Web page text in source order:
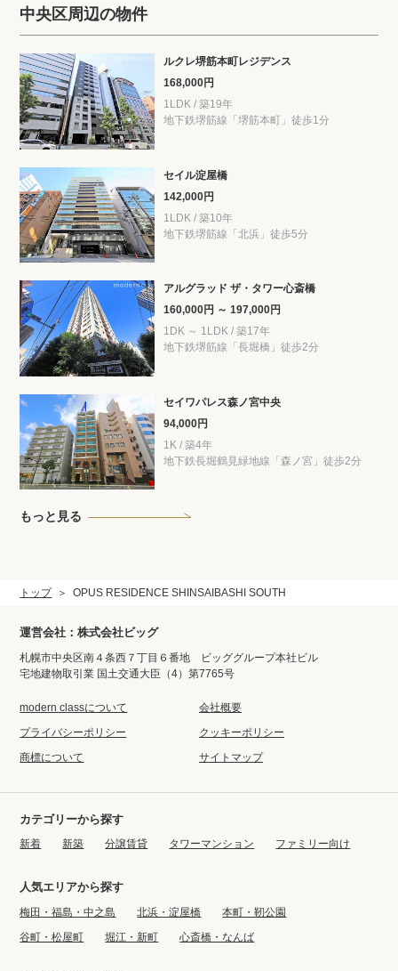
中央区周辺の物件
ルクレ堺筋本町レジデンス
168,000円
1LDK / 築19年
地下鉄堺筋線「堺筋本町」徒歩1分
セイル淀屋橋
142,000円
1LDK / 築10年
地下鉄堺筋線「北浜」徒歩5分
アルグラッド ザ・タワー心斎橋
160,000円 ～ 197,000円
1DK ～ 1LDK / 築17年
地下鉄堺筋線「長堀橋」徒歩2分
セイワパレス森ノ宮中央
94,000円
1K / 築4年
地下鉄長堀鶴見緑地線「森ノ宮」徒歩2分
もっと見る
トップ OPUS RESIDENCE SHINSAIBASHI SOUTH
運営会社：株式会社ビッグ
札幌市中央区南４条西７丁目６番地 ビッググループ本社ビル
宅地建物取引業 国土交通大臣（4）第7765号
modern classについて
会社概要
プライバシーポリシー
クッキーポリシー
商標について
サイトマップ
カテゴリーから探す
新着 新築 分譲賃貸 タワーマンション ファミリー向け
人気エリアから探す
梅田・福島・中之島 北浜・淀屋橋
本町・靭公園
谷町・松屋町
堀江・新町 心斎橋・なんば